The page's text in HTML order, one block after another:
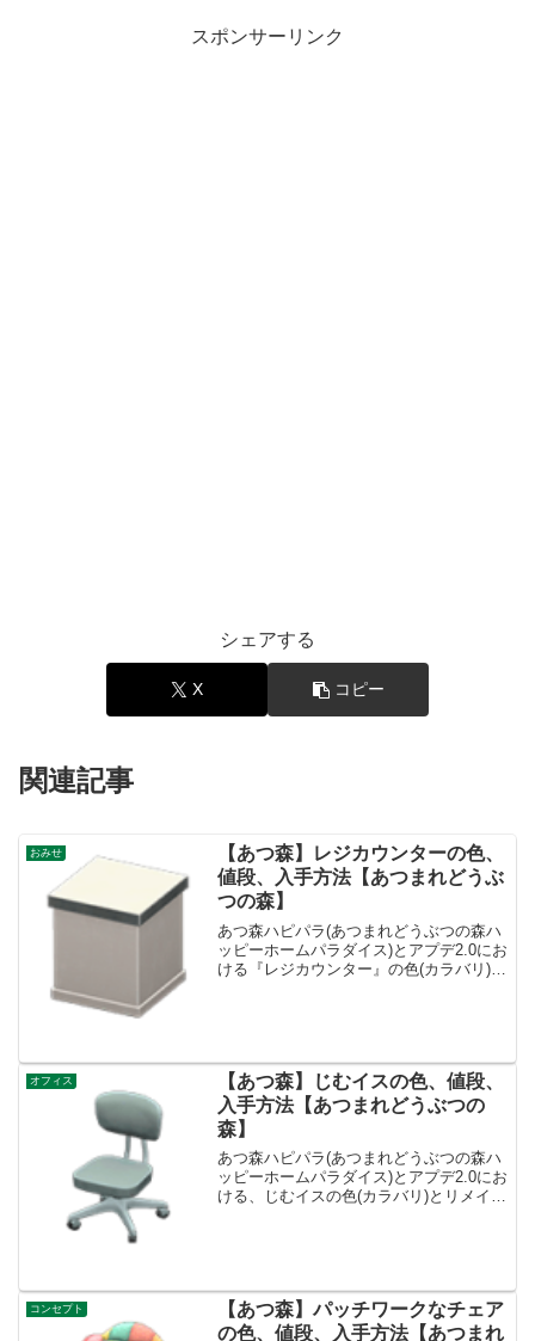
スポンサーリンク
シェアする
X コピー
関連記事
おみせ
【あつ森】レジカウンターの色、
値段、入手方法【あつまれどうぶ
つの森】
あつ森ハピパラ(あつまれどうぶつの森ハ
ッピーホームパラダイス)とアプデ2.0にお
ける『レジカウンター』の色(カラバリ)と
オフィス
【あつ森】じむイスの色、値段、
入手方法【あつまれどうぶつの
森】
あつ森ハピパラ(あつまれどうぶつの森ハ
ッピーホームパラダイス)とアプデ2.0にお
ける、じむイスの色(カラバリ)とリメイ
コンセプト
【あつ森】パッチワークなチェア
の色、値段、入手方法【あつまれ